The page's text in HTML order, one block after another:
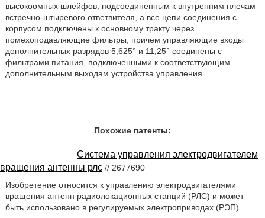
высокоомных шлейфов, подсоединенным к внутренним плечам
встречно-штыревого ответвителя, а все цепи соединения с
корпусом подключены к основному тракту через
помехоподавляющие фильтры, причем управляющие входы
дополнительных разрядов 5,625° и 11,25° соединены с
фильтрами питания, подключенными к соответствующим
дополнительным выходам устройства управления.
Похожие патенты:
Система управления электродвигателем
вращения антенны рлс // 2677690
Изобретение относится к управлению электродвигателями
вращения антенн радиолокационных станций (РЛС) и может
быть использовано в регулируемых электроприводах (РЭП).